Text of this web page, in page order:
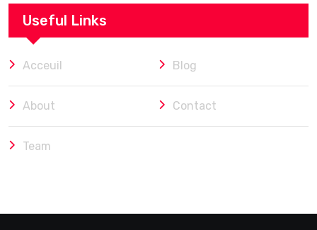
Useful Links
Acceuil Blog
About Contact
Team